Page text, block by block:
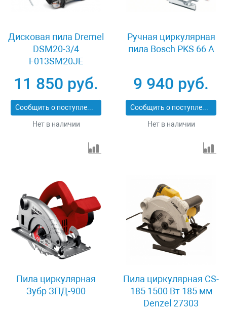
Дисковая пила Dremel
DSM20-3/4
F013SM20JE
11 850 руб.
Сообщить о поступлении
Нет в наличии
Ручная циркулярная
пила Bosch PKS 66 A
9 940 руб.
Сообщить о поступлении
Нет в наличии
Пила циркулярная
Зубр ЗПД-900
Пила циркулярная CS-
185 1500 Вт 185 мм
Denzel 27303